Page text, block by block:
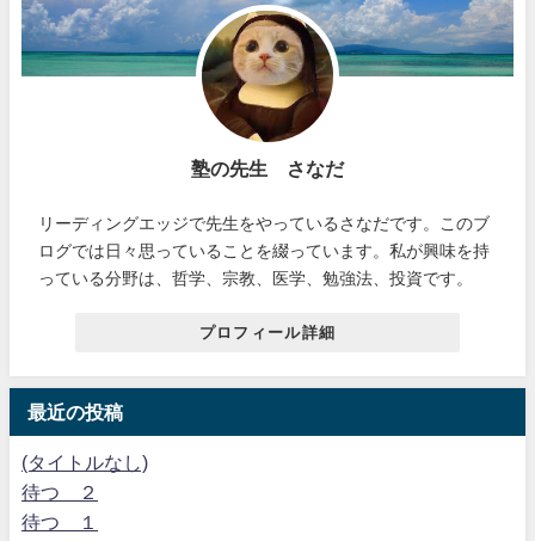
塾の先生 さなだ
リーディングエッジで先生をやっているさなだです。このブ
ログでは日々思っていることを綴っています。私が興味を持
っている分野は、哲学、宗教、医学、勉強法、投資です。
プロフィール詳細
最近の投稿
(タイトルなし)
待つ ２
待つ １